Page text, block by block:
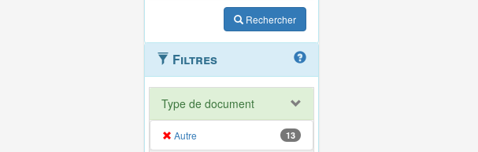
Rechercher
Filtres
Type de document
Autre 13